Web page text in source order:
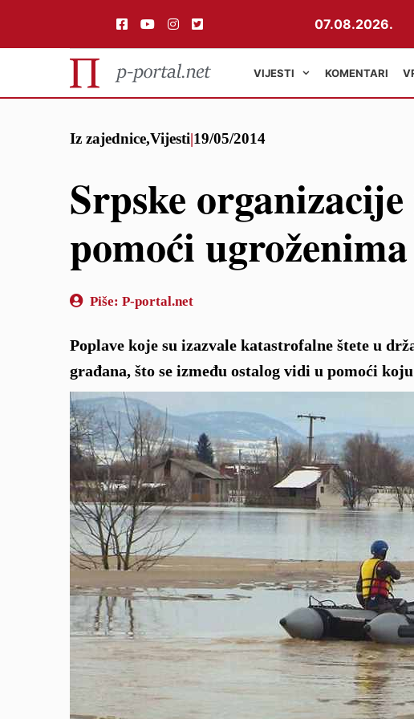
07.08.2026.
VIJESTI KOMENTARI
Iz zajednice,Vijesti|19/05/2014
Srpske
pomoći ugroženima
Piše: P-portal.net
Poplave koje su izazvale katastrofalne štete u
građana, što se između ostalog vidi u pomoći